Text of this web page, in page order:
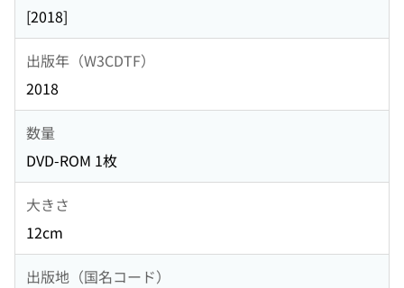
[2018]
出版年（W3CDTF）
2018
数量
DVD-ROM 1枚
大きさ
12cm
出版地（国名コード）